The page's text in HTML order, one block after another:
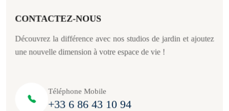
CONTACTEZ-NOUS
Découvrez la différence avec nos studios de jardin et ajoutez
une nouvelle dimension à votre espace de vie !
Téléphone Mobile
+33 6 86 43 10 94